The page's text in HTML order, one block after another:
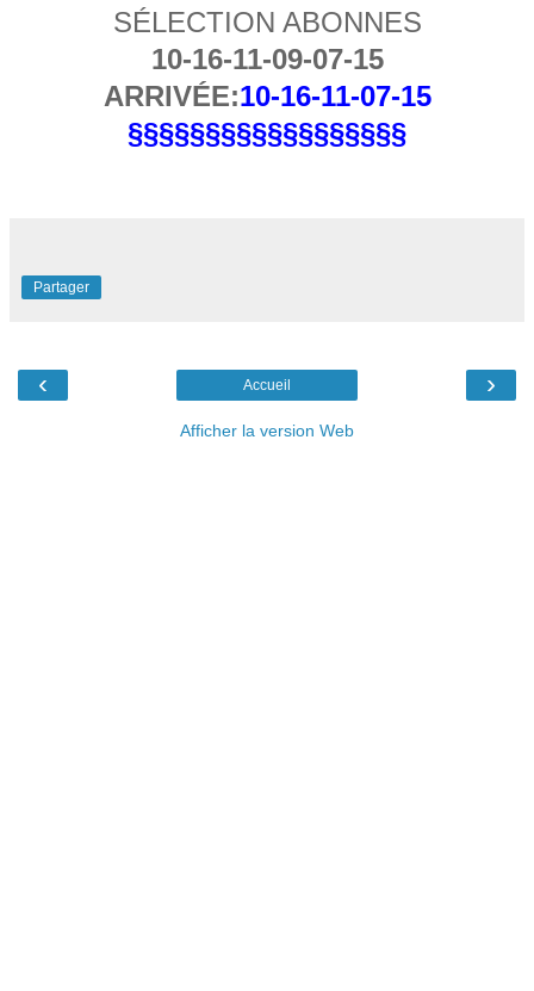
SÉLECTION ABONNES
10-16-11-09-07-15
ARRIVÉE:10-16-11-07-15
§§§§§§§§§§§§§§§§§§
Partager
‹ ›
Accueil
Afficher la version Web